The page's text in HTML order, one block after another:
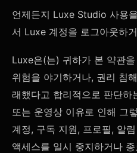
언제든지 Luxe Studio 사용
서 Luxe 계정을 로그아웃하
Luxe은(는) 귀하가 본 약관
위험을 야기하거나, 권리 침
래했다고 합리적으로 판단하
또는 운영상 이유로 인해 그
계정, 구독 지원, 프로필, 알
액세스를 일시 중지하거나